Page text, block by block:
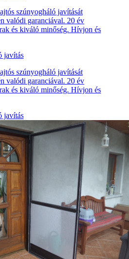
szúnyogháló javítását
valódi garanciával. 20 év
és kiváló minőség. Hívjon és
javítás
szúnyogháló javítását
valódi garanciával. 20 év
és kiváló minőség. Hívjon és
javítás